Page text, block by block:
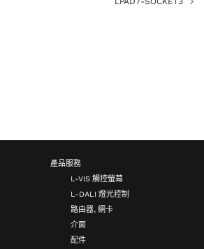
產品服務
L-VIS 觸控螢幕
L-DALI 燈光控制
路由器, 網卡
介面
配件